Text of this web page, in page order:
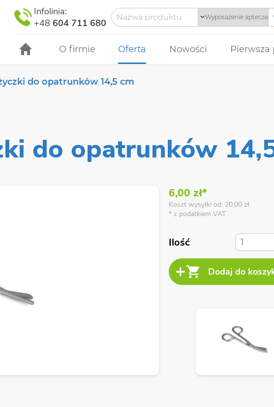
Infolinia:
+48 604 711 680
O firmie Oferta Nowości Pierwsza
do opatrunków 14,5 cm
do opatrunków
6,00 zł*
Koszt wysyłki od: 20,00 zł
* z podatkiem VAT
Ilość